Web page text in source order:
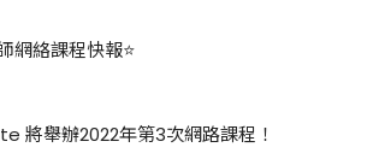
網絡課程快報⭐
將舉辦2022年第3次網路課程！